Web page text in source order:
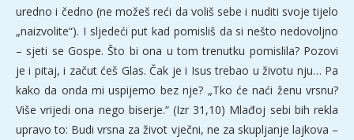
uredno i čedno (ne možeš reći da voliš sebe i nuditi svoje tijelo
„naizvolite“). I sljedeći put kad pomisliš da si nešto nedovoljno
– sjeti se Gospe. Što bi ona u tom trenutku pomislila? Pozovi
je i pitaj, i začut ćeš Glas. Čak je i Isus trebao u životu nju… Pa
kako da onda mi uspijemo bez nje? „Tko će naći ženu vrsnu?
Više vrijedi ona nego biserje.“ (Izr 31,10) Mlađoj sebi bih rekla
upravo to: Budi vrsna za život vječni, ne za skupljanje lajkova –